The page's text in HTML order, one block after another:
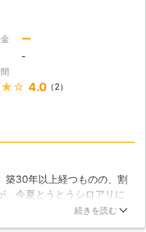
ー
-
4.0（2）
築30年以上経つものの、割
、今夏とうとうシロアリに
ただいたのが、こちらの業
続きを読む